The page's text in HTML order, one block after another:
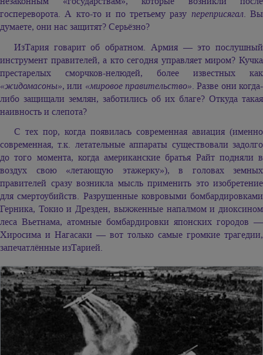
госпереворота. А кто-то и по третьему разу переприсягал. Вы
думаете, они нас защитят? Серьёзно?
ИзТария говарит об обратном. Армия — это послушный
инструмент правителей, а кто сегодня управляет миром? Кучка
престарелых сморчков-нелюдей, более известных как
«жидомасоны», или «мировое правительство». Разве они когда-
либо защищали землян, заботились об их благе? Откуда такая
наивность и слепота?
С тех пор, когда появилась современная авиация (именно
современная, т.к. летательные аппараты существовали задолго
до того момента, когда американские братья Райт подняли в
воздух свою «летающую этажерку»), в головах земных
правителей сразу возникла мысль применить это изобретение
для смертоубийств. Разрушенные ковровыми бомбардировками
Герника, Токио и Дрезден, выжженные напалмом и диоксином
леса Вьетнама, атомные бомбардировки японских городов —
Хиросима и Нагасаки — вот только самые громкие трагедии,
запечатлённые изТарией.